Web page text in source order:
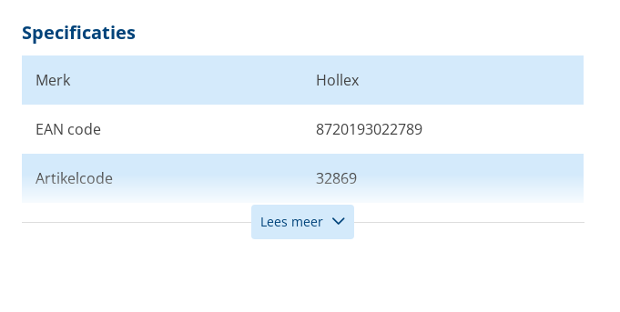
Specificaties
Merk Hollex
EAN code 8720193022789
Artikelcode 32869
Afwerking Kant en klaar deluxe
Lees meer